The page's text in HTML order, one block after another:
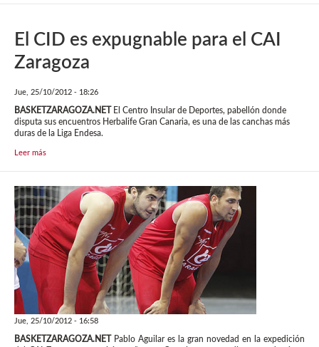
El CID es expugnable para el CAI
Zaragoza
Jue, 25/10/2012 - 18:26
BASKETZARAGOZA.NETEl Centro Insular de Deportes, pabellón donde
disputa sus encuentros Herbalife Gran Canaria, es una de las canchas más
duras de la Liga Endesa.
Leer más
Jue, 25/10/2012 - 16:58
BASKETZARAGOZA.NET Pablo Aguilar es la gran novedad en la expedición